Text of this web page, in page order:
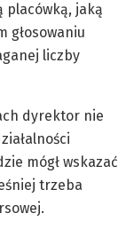
placówką, jaką
głosowaniu
liczby
dyrektor nie
mógł wskazać
trzeba